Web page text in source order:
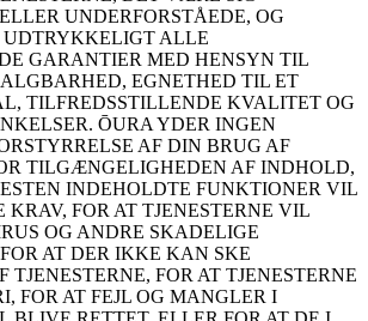
UNDERFORSTÅEDE, OG
ALLE
GARANTIER MED HENSYN TIL
EGNETHED TIL ET
TILFREDSSTILLENDE KVALITET OG
ŌURA YDER INGEN
AF DIN BRUG AF
TILGÆNGELIGHEDEN AF INDHOLD,
INDEHOLDTE FUNKTIONER VIL
KRAV, FOR AT TJENESTERNE VIL
OG ANDRE SKADELIGE
AT DER IKKE KAN SKE
TJENESTERNE, FOR AT TJENESTERNE
FOR AT FEJL OG MANGLER I